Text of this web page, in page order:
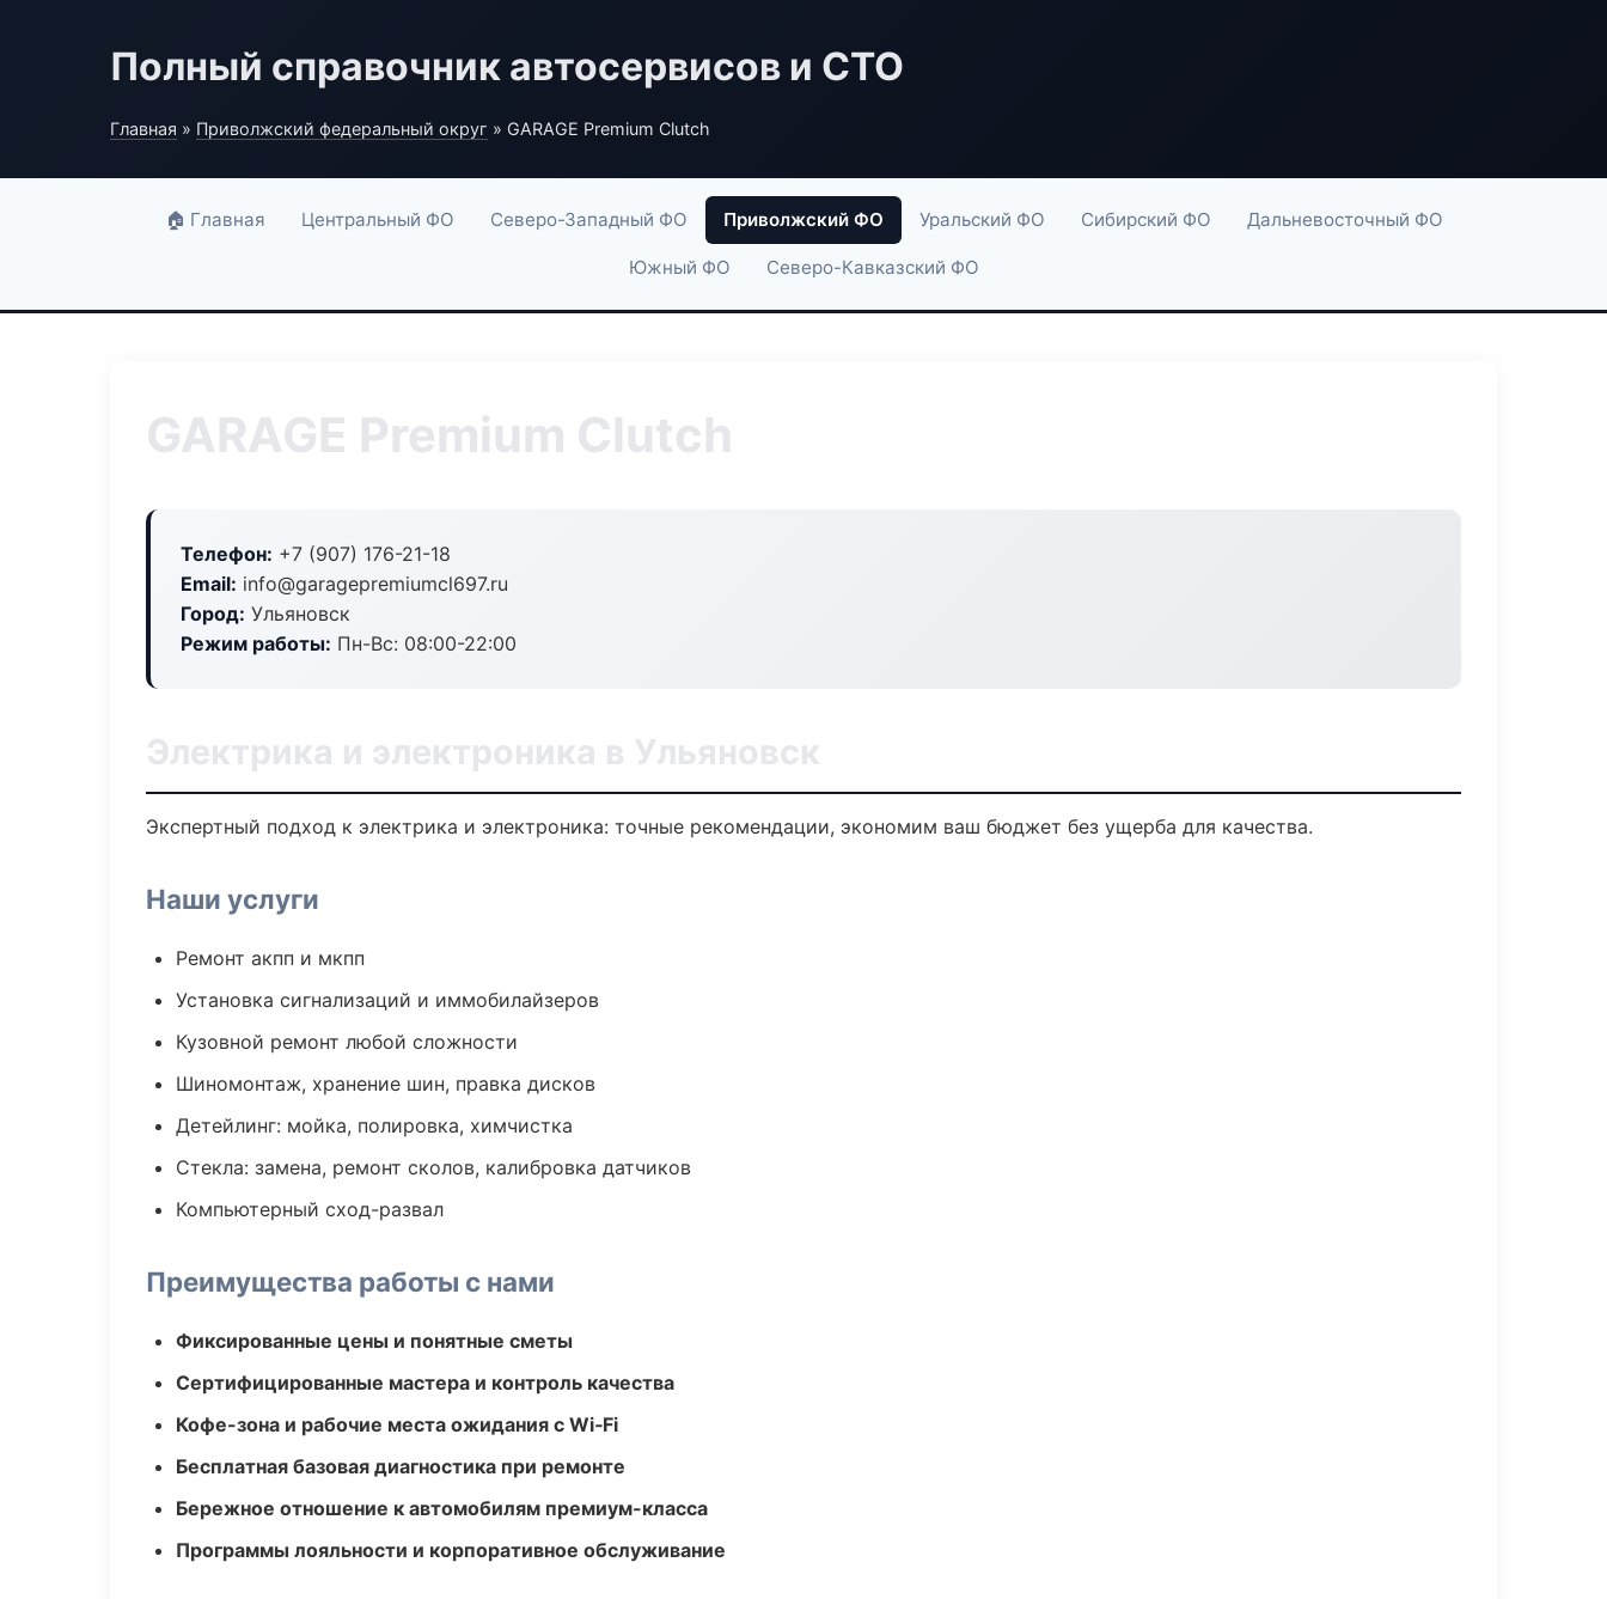
Полный справочник автосервисов и СТО
Главная » Приволжский федеральный округ » GARAGE Premium Clutch
🏠 Главная Центральный ФО Северо-Западный ФО Приволжский ФО Уральский ФО Сибирский ФО Дальневосточный ФО
Южный ФО Северо-Кавказский ФО
GARAGE Premium Clutch
Телефон: +7 (907) 176-21-18
Email: info@garagepremiumcl697.ru
Город: Ульяновск
Режим работы: Пн-Вс: 08:00-22:00
Электрика и электроника в Ульяновск
Экспертный подход к электрика и электроника: точные рекомендации, экономим ваш бюджет без ущерба для качества.
Наши услуги
Ремонт акпп и мкпп
Установка сигнализаций и иммобилайзеров
Кузовной ремонт любой сложности
Шиномонтаж, хранение шин, правка дисков
Детейлинг: мойка, полировка, химчистка
Стекла: замена, ремонт сколов, калибровка датчиков
Компьютерный сход-развал
Преимущества работы с нами
Фиксированные цены и понятные сметы
Сертифицированные мастера и контроль качества
Кофе-зона и рабочие места ожидания с Wi‑Fi
Бесплатная базовая диагностика при ремонте
Бережное отношение к автомобилям премиум-класса
Программы лояльности и корпоративное обслуживание